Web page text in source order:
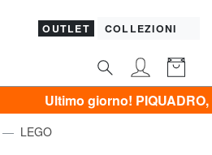
OUTLET COLLEZIONI
Ultimo giorno! PIQUADRO,
LEGO